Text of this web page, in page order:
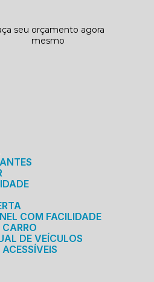
seu orçamento agora
mesmo
COM FACILIDADE
CARRO
DE VEÍCULOS